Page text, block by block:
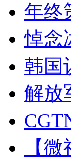
年终
悼念
韩国
解放
【